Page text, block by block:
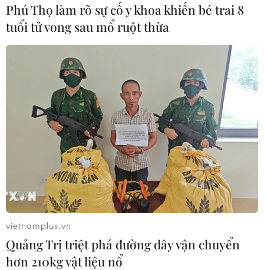
Phú Thọ làm rõ sự cố y khoa khiến bé trai 8
tuổi tử vong sau mổ ruột thừa
vietnamplus.vn
Quảng Trị triệt phá đường dây vận chuyển
hơn 210kg vật liệu nổ